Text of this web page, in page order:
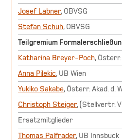
Josef Labner, OBVSG
Stefan Schuh, OBVSG
Teilgremium
Katharina Breyer-Poch,
Anna Pilekic, UB Wien
Yukiko Sakabe, Österr. Akad. d.
Christoph Steiger, (Stellvertr.
Ersatzmitglieder
Thomas Palfrader, UB Innsbuck